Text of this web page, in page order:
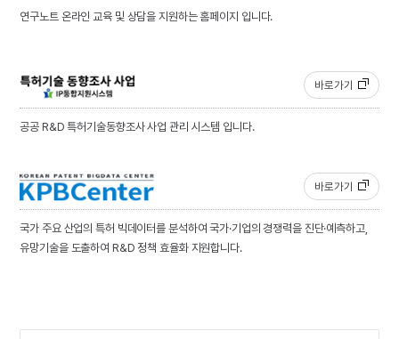
연구노트 온라인 교육 및 상담을 지원하는 홈페이지 입니다.
바로가기
공공 R&D 특허기술동향조사 사업 관리 시스템 입니다.
바로가기
국가 주요 산업의 특허 빅데이터를 분석하여 국가·기업의 경쟁력을 진단·예측하고,
유망기술을 도출하여 R&D 정책 효율화 지원합니다.